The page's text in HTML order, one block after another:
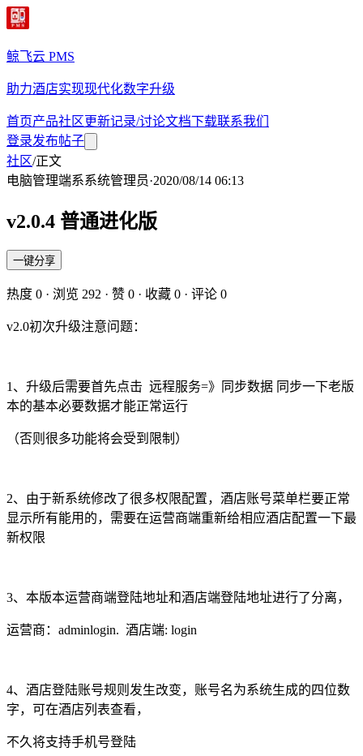
鲸飞云 PMS
助力酒店实现现代化数字升级
首页产品社区更新记录/讨论文档下载联系我们
登录发布帖子
社区/正文
电脑管理端系系统管理员·2020/08/14 06:13
v2.0.4 普通进化版
一键分享
热度 0 · 浏览 292 · 赞 0 · 收藏 0 · 评论 0
v2.0初次升级注意问题：
1、升级后需要首先点击 远程服务=》同步数据 同步一下老版
本的基本必要数据才能正常运行
（否则很多功能将会受到限制）
2、由于新系统修改了很多权限配置，酒店账号菜单栏要正常
显示所有能用的，需要在运营商端重新给相应酒店配置一下最
新权限
3、本版本运营商端登陆地址和酒店端登陆地址进行了分离，
运营商：adminlogin. 酒店端: login
4、酒店登陆账号规则发生改变，账号名为系统生成的四位数
字，可在酒店列表查看，
不久将支持手机号登陆